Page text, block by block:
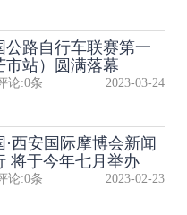
公路自行车联赛第一
市站）圆满落幕
论:0条 2023-03-24
·西安国际摩博会新闻
将于今年七月举办
论:0条 2023-02-23